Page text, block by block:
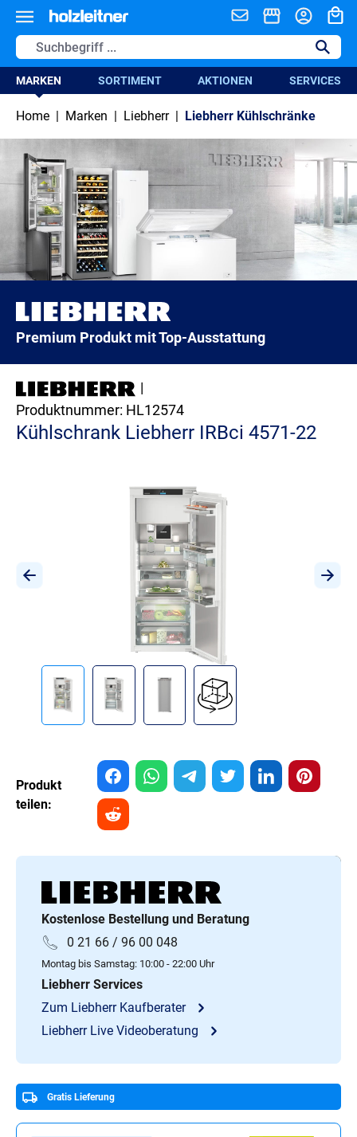
springen
MARKEN SORTIMENT AKTIONEN SERVICES
Home | Marken | Liebherr | Liebherr Kühlschränke
Premium Produkt mit Top-Ausstattung
|
Produktnummer: HL12574
Kühlschrank Liebherr IRBci 4571-22
Bildergalerie überspringen
Produkt
teilen:
Kostenlose Bestellung und Beratung
0 21 66 / 96 00 048
Montag bis Samstag: 10:00 - 22:00 Uhr
Liebherr Services
Zum Liebherr Kaufberater
Liebherr Live Videoberatung
Gratis Lieferung